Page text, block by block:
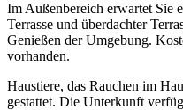
Im Außenbereich erwartet Sie
Terrasse und überdachter
Genießen der Umgebung.
vorhanden.
Haustiere, das Rauchen im
gestattet. Die Unterkunft